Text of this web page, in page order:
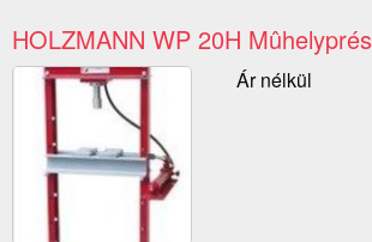
HOLZMANN WP 20H Mûhelyprés
Ár nélkül